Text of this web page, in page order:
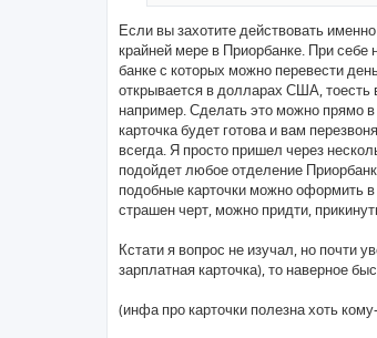
Если вы захотите действовать
крайней мере в Приорбанке. При себе
банке с которых можно перевести
открывается в долларах США, тоесть
например. Сделать это можно прямо
карточка будет готова и вам
всегда. Я просто пришел через
подойдет любое отделение
подобные карточки можно оформить
страшен черт, можно придти,
Кстати я вопрос не изучал, но почти
зарплатная карточка), то наверное
(инфа про карточки полезна хоть